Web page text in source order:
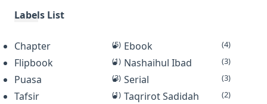
Biografi Imam Bukhari adalah buku
seorang ustadz dan penulis asal
Indonesia. Buku ini mengisahk…
Labels List
Chapter (5) Ebook (4)
Flipbook (1) Nashaihul Ibad (3)
Puasa (3) Serial (3)
Tafsir (1) Taqrirot Sadidah (2)